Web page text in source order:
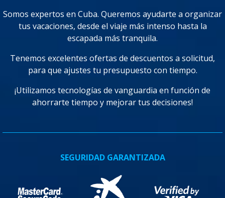
Somos expertos en Cuba. Queremos ayudarte a organizar
tus vacaciones, desde el viaje más intenso hasta la
escapada más tranquila.
Tenemos excelentes ofertas de descuentos a solicitud,
para que ajustes tu presupuesto con tiempo.
¡Utilizamos tecnologías de vanguardia en función de
ahorrarte tiempo y mejorar tus decisiones!
SEGURIDAD GARANTIZADA